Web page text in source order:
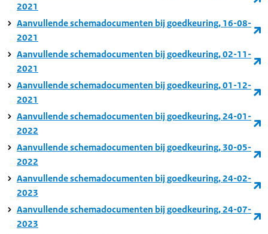
2021
Aanvullende schemadocumenten bij goedkeuring, 16-08-
2021
Aanvullende schemadocumenten bij goedkeuring, 02-11-
2021
Aanvullende schemadocumenten bij goedkeuring, 01-12-
2021
Aanvullende schemadocumenten bij goedkeuring, 24-01-
2022
Aanvullende schemadocumenten bij goedkeuring, 30-05-
2022
Aanvullende schemadocumenten bij goedkeuring, 24-02-
2023
Aanvullende schemadocumenten bij goedkeuring, 24-07-
2023